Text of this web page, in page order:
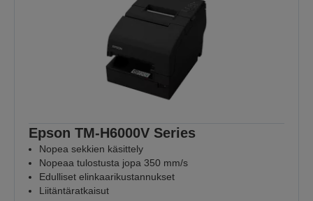
Epson TM-H6000V Series
Nopea sekkien käsittely
Nopeaa tulostusta jopa 350 mm/s
Edulliset elinkaarikustannukset
Liitäntäratkaisut